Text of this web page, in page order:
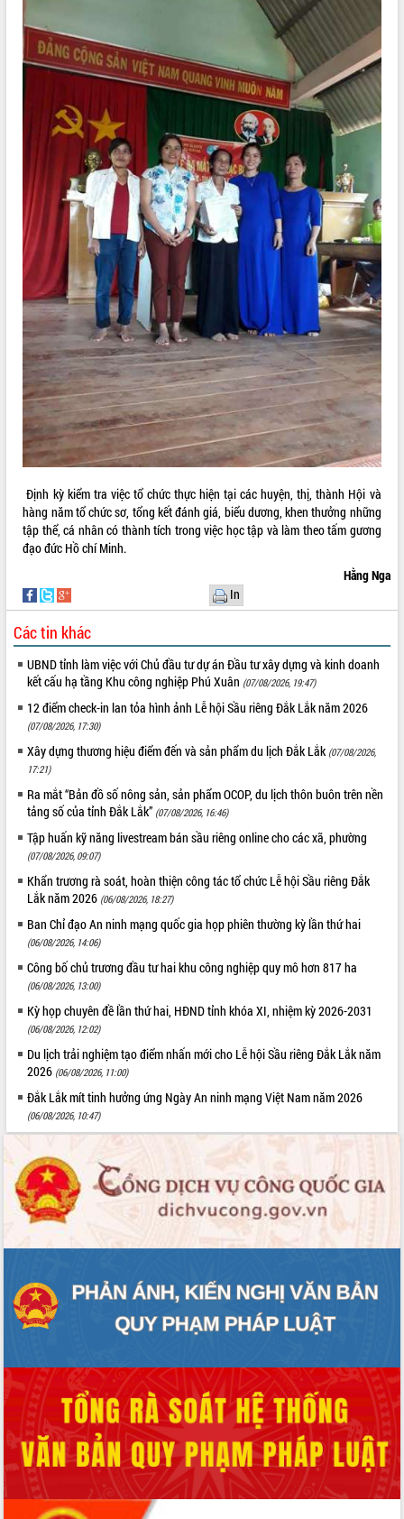
phát triển nền kinh tế xanh tại tỉnh
Đắk Lắk”
Tăng cường giám sát, đôn đốc thực
hiện nhiệm vụ quản lý tài sản công
hàng tuần
Tháo gỡ những vướng mắc, đẩy mạnh
công tác cải cách thủ tục hành chính
tại Trung tâm Phục vụ hành chính
công tỉnh
Đắk Lắk: Tôn vinh 46 giải pháp tại Hội
thi Sáng tạo Kỹ thuật 2024 - 2025
Đắk Lắk rà soát, điều chỉnh Đề án 190
về phát triển nuôi trồng thủy sản
Phó Chủ tịch UBND tỉnh Đắk Lắk
Trương Công Thái kiểm tra thực địa
Dự án cao tốc Khánh Hòa - Buôn Ma
Thuột
Định vị cà phê Việt Nam như một “di
sản sống” trong dòng chảy toàn cầu
Xây dựng nông thôn mới: Nâng cao đời
sống người dân từ những mô hình thiết
thực
Quyết liệt tháo gỡ vướng mắc, đẩy
nhanh tiến độ các dự án trọng điểm
trong Khu kinh tế Nam Phú Yên
Hòn Yến phát triển du lịch gắn với bảo
tồn biển
Đắk Lắk thời kỳ 2021-2030, tầm nhìn
đến năm 2050
Phát động chiến dịch 30 ngày đêm
giải phóng mặt bằng Tuyến đường bộ
ven biển
Đắk Lắk nỗ lực thúc đẩy tăng trưởng
kinh tế từ 10% trở lên trong Quý
II/2026
Đắk Lắk ký kết thỏa thuận hợp tác về
chuyển đổi số giai đoạn 2026 – 2030
với Tập đoàn Bưu chính Viễn thông
Việt Nam
Thứ trưởng Bộ Y tế làm việc với tỉnh
Đắk Lắk về phát triển nhân lực y tế
cho trạm y tế cấp xã
Du lịch Đắk Lắk nâng tầm trải nghiệm
du khách thông qua Hệ thống cơ sở dữ
liệu và Bản đồ số
Tập huấn ứng dụng trí tuệ nhân tạo (AI)
Đoàn đại biểu Quốc hội tỉnh Đắk Lắk
trao đổi thông tin trước Kỳ họp thứ
nhất, Quốc hội khóa XVI
Quyết liệt cải cách hành chính, khơi
thông nguồn lực phát triển
Nâng cao hiệu lực, hiệu quả HĐND
tỉnh thông qua hiện đại hóa hành chính
Xã Ea Phê gắn cải cách hành chính với
chuyển đổi số
Phó Chủ tịch Thường trực UBND tỉnh
Hồ Thị Nguyên Thảo làm việc tại Trung
tâm Phục vụ hành chính công xã Ea
Phê
Xây dựng nền hành chính số đồng
hành cùng nông dân dân, doanh nghiệp
đấu có 77% xã đạt chuẩn nông thôn
mới
Chuyển đổi số 'mở đường' cho nông
Triển khai đồng bộ đo đạc, lập hồ sơ
địa chính, hoàn thiện cơ sở dữ liệu đất
đai
Ứng dụng sinh trắc học - Bước tiến
trong hành trình chuyển đổi số tại Đắk
Lắk
Đắk Lắk nâng cao hiệu quả công tác
Đảng từ Sổ tay đảng viên điện tử
Định kỳ kiểm tra việc tổ chức thực hiện tại các huyện, thị, thành Hội và
hàng năm tổ chức sơ, tổng kết đánh giá, biểu dương, khen thưởng những
tập thể, cá nhân có thành tích trong việc học tập và làm theo tấm gương
đạo đức Hồ chí Minh.
Hằng Nga
In
Các tin khác
UBND tỉnh làm việc với Chủ đầu tư dự án Đầu tư xây dựng và kinh doanh
kết cấu hạ tầng Khu công nghiệp Phú Xuân (07/08/2026, 19:47)
12 điểm check-in lan tỏa hình ảnh Lễ hội Sầu riêng Đắk Lắk năm 2026
(07/08/2026, 17:30)
Xây dựng thương hiệu điểm đến và sản phẩm du lịch Đắk Lắk (07/08/2026,
17:21)
Ra mắt “Bản đồ số nông sản, sản phẩm OCOP, du lịch thôn buôn trên nền
tảng số của tỉnh Đắk Lắk” (07/08/2026, 16:46)
Tập huấn kỹ năng livestream bán sầu riêng online cho các xã, phường
(07/08/2026, 09:07)
Khẩn trương rà soát, hoàn thiện công tác tổ chức Lễ hội Sầu riêng Đắk
Lắk năm 2026 (06/08/2026, 18:27)
Ban Chỉ đạo An ninh mạng quốc gia họp phiên thường kỳ lần thứ hai
(06/08/2026, 14:06)
Công bố chủ trương đầu tư hai khu công nghiệp quy mô hơn 817 ha
(06/08/2026, 13:00)
Kỳ họp chuyên đề lần thứ hai, HĐND tỉnh khóa XI, nhiệm kỳ 2026-2031
(06/08/2026, 12:02)
Du lịch trải nghiệm tạo điểm nhấn mới cho Lễ hội Sầu riêng Đắk Lắk năm
2026 (06/08/2026, 11:00)
Đắk Lắk mít tinh hưởng ứng Ngày An ninh mạng Việt Nam năm 2026
(06/08/2026, 10:47)